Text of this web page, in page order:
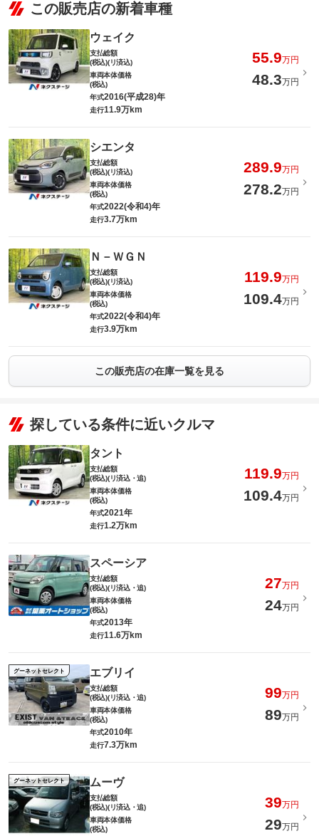
この販売店の新着車種
ウェイク
支払総額
(税込)(リ済込)
55.9万円
車両本体価格
(税込)
48.3万円
年式2016(平成28)年
走行11.9万km
シエンタ
支払総額
(税込)(リ済込)
289.9万円
車両本体価格
(税込)
278.2万円
年式2022(令和4)年
走行3.7万km
Ｎ－ＷＧＮ
支払総額
(税込)(リ済込)
119.9万円
車両本体価格
(税込)
109.4万円
年式2022(令和4)年
走行3.9万km
この販売店の在庫一覧を見る
探している条件に近いクルマ
タント
支払総額
(税込)(リ済込・追)
119.9万円
車両本体価格
(税込)
109.4万円
年式2021年
走行1.2万km
スペーシア
支払総額
(税込)(リ済込・追)
27万円
車両本体価格
(税込)
24万円
年式2013年
走行11.6万km
グーネットセレクト エブリイ
支払総額
(税込)(リ済込・追)
99万円
車両本体価格
(税込)
89万円
年式2010年
走行7.3万km
グーネットセレクト ムーヴ
支払総額
(税込)(リ済込・追)
39万円
車両本体価格
(税込)
29万円